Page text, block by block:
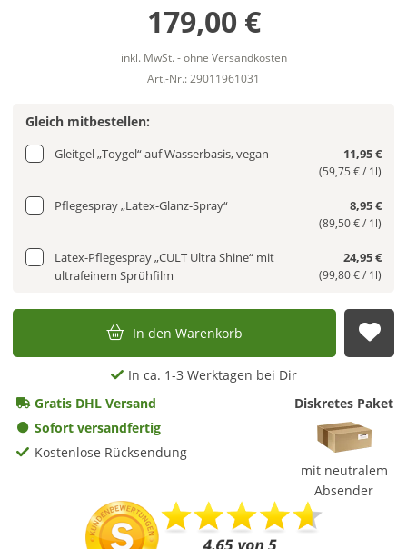
179,00 €
inkl. MwSt. - ohne Versandkosten
Art.-Nr.: 29011961031
Gleich mitbestellen:
Gleitgel „Toygel“ auf Wasserbasis, vegan 11,95 €
(59,75 € / 1l)
Pflegespray „Latex-Glanz-Spray“ 8,95 €
(89,50 € / 1l)
Latex-Pflegespray „CULT Ultra Shine“ mit
ultrafeinem Sprühfilm
24,95 €
(99,80 € / 1l)
In den Warenkorb
In ca. 1-3 Werktagen bei Dir
Gratis DHL Versand
Sofort versandfertig
Kostenlose Rücksendung
Diskretes Paket
mit neutralem
Absender